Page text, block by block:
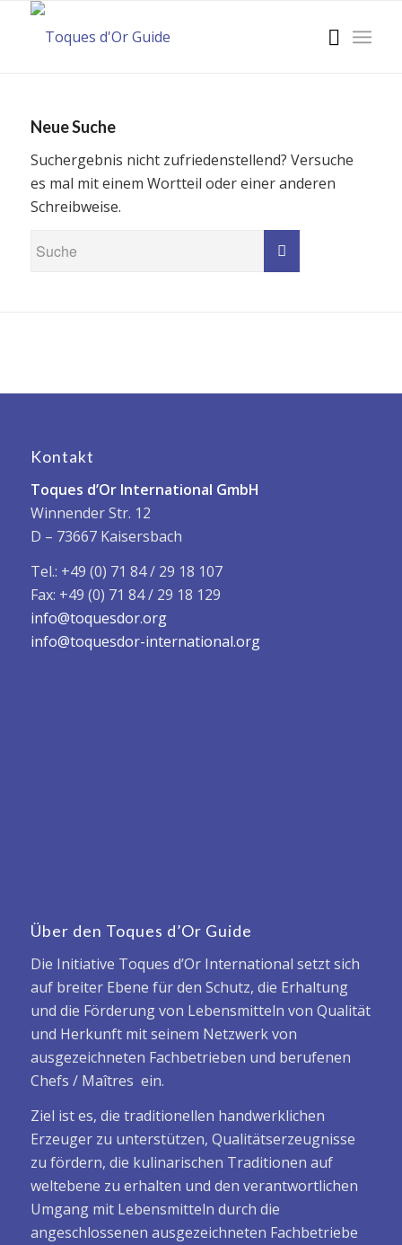
Neue Suche
Suchergebnis nicht zufriedenstellend? Versuche
es mal mit einem Wortteil oder einer anderen
Schreibweise.
Kontakt
Toques d’Or International GmbH
Winnender Str. 12
D – 73667 Kaisersbach
Tel.: +49 (0) 71 84 / 29 18 107
Fax: +49 (0) 71 84 / 29 18 129
info@toquesdor.org
info@toquesdor-international.org
Über den Toques d’Or Guide
Die Initiative Toques d’Or International setzt sich
auf breiter Ebene für den Schutz, die Erhaltung
und die Förderung von Lebensmitteln von Qualität
und Herkunft mit seinem Netzwerk von
ausgezeichneten Fachbetrieben und berufenen
Chefs / Maîtres ein.
Ziel ist es, die traditionellen handwerklichen
Erzeuger zu unterstützen, Qualitätserzeugnisse
zu fördern, die kulinarischen Traditionen auf
weltebene zu erhalten und den verantwortlichen
Umgang mit Lebensmitteln durch die
angeschlossenen ausgezeichneten Fachbetriebe